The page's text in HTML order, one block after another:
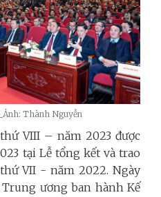
Thành Nguyễn
VIII – năm 2023 được
tại Lễ tổng kết và trao
VII - năm 2022. Ngày
Trung ương ban hành Kế